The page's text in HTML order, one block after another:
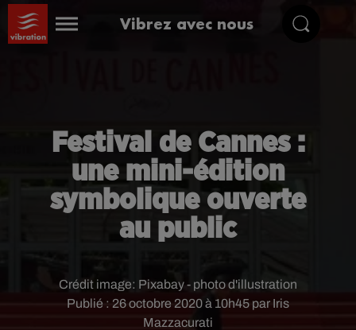
Vibrez avec nous
Festival de Cannes :
une mini-édition
symbolique ouverte
au public
Publié : 26 octobre 2020 à 10h45 par Iris
Mazzacurati
Crédit image: Pixabay - photo d'illustration